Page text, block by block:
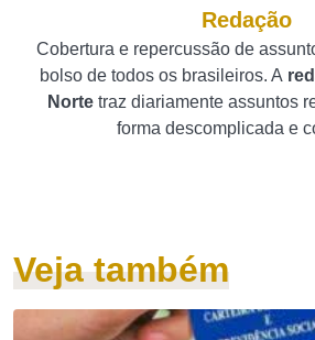
Redação
Cobertura e repercussão de
bolso de todos os brasileiros. A
Norte traz diariamente assuntos
forma descomplicada e
Veja também